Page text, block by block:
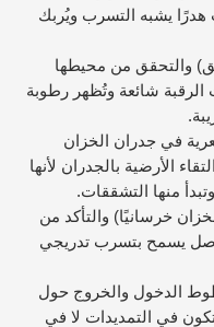
هدرًا يشبه التسرب ويُربك
والتحقق من محيطها
الرقبة شائعة وتُظهر رطوبة
في جدران الخزان
الأرضية بالجدران لأنها
منها التشققات.
خرسانيًا) والتأكد من
يسمح بتسرب تدريجي
الدخول والخروج حول
في التمديدات لا في